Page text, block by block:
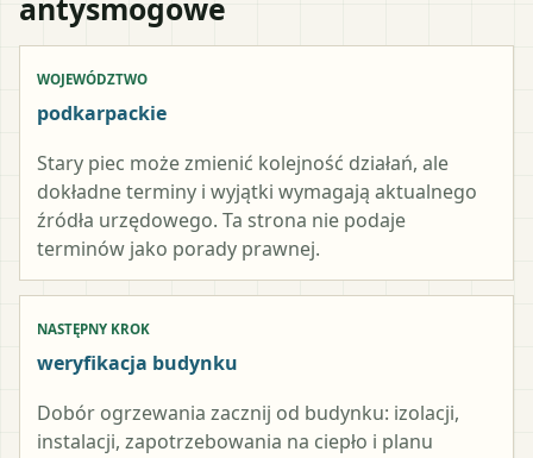
WOJEWÓDZTWO
podkarpackie
Stary piec może zmienić kolejność działań, ale
dokładne terminy i wyjątki wymagają aktualnego
źródła urzędowego. Ta strona nie podaje
terminów jako porady prawnej.
NASTĘPNY KROK
weryfikacja budynku
Dobór ogrzewania zacznij od budynku: izolacji,
instalacji, zapotrzebowania na ciepło i planu